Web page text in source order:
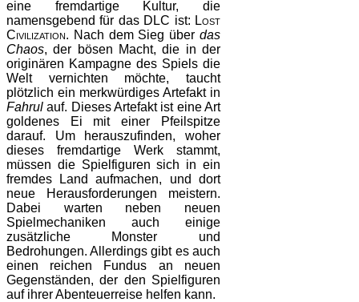
eine fremdartige Kultur, die
namensgebend für das DLC ist: Lost
Civilization. Nach dem Sieg über das
Chaos, der bösen Macht, die in der
originären Kampagne des Spiels die
Welt vernichten möchte, taucht
plötzlich ein merkwürdiges Artefakt in
Fahrul auf. Dieses Artefakt ist eine Art
goldenes Ei mit einer Pfeilspitze
darauf. Um herauszufinden, woher
dieses fremdartige Werk stammt,
müssen die Spielfiguren sich in ein
fremdes Land aufmachen, und dort
neue Herausforderungen meistern.
Dabei warten neben neuen
Spielmechaniken auch einige
zusätzliche Monster und
Bedrohungen. Allerdings gibt es auch
einen reichen Fundus an neuen
Gegenständen, der den Spielfiguren
auf ihrer Abenteuerreise helfen kann.